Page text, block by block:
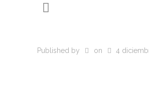
Published by on 4